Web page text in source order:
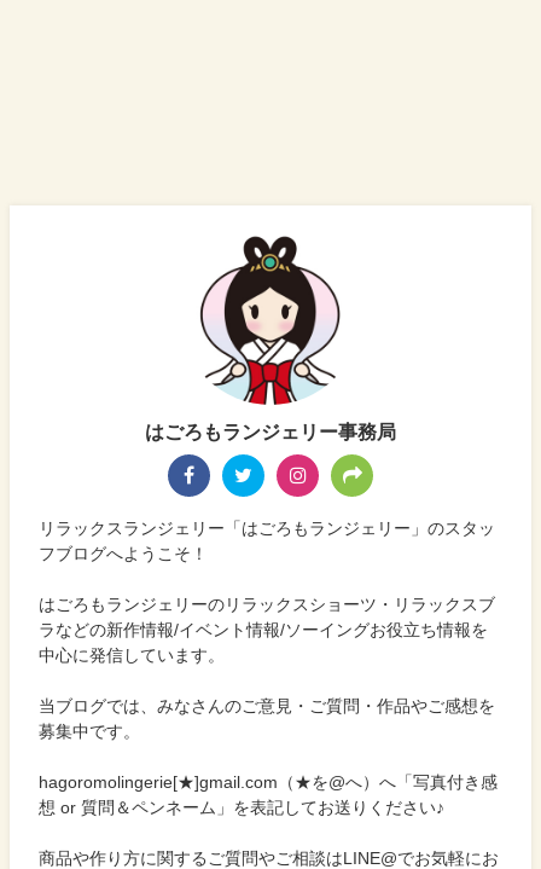
はごろもランジェリー事務局
リラックスランジェリー「はごろもランジェリー」のスタッ
フブログへようこそ！
はごろもランジェリーのリラックスショーツ・リラックスブ
ラなどの新作情報/イベント情報/ソーイングお役立ち情報を
中心に発信しています。
当ブログでは、みなさんのご意見・ご質問・作品やご感想を
募集中です。
hagoromolingerie[★]gmail.com（★を@へ）へ「写真付き感
想 or 質問＆ペンネーム」を表記してお送りください♪
商品や作り方に関するご質問やご相談はLINE@でお気軽にお